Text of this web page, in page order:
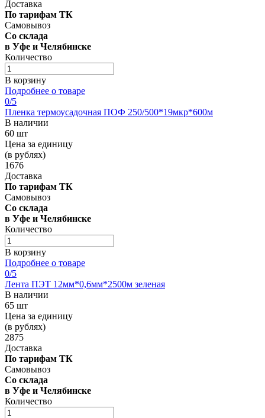
Доставка
По тарифам ТК
Самовывоз
Со склада
в Уфе и Челябинске
Количество
В корзину
Подробнее о товаре
0/5
Пленка термоусадочная ПОФ 250/500*19мкр*600м
В наличии
60 шт
Цена за единицу
(в рублях)
1676
Доставка
По тарифам ТК
Самовывоз
Со склада
в Уфе и Челябинске
Количество
В корзину
Подробнее о товаре
0/5
Лента ПЭТ 12мм*0,6мм*2500м зеленая
В наличии
65 шт
Цена за единицу
(в рублях)
2875
Доставка
По тарифам ТК
Самовывоз
Со склада
в Уфе и Челябинске
Количество